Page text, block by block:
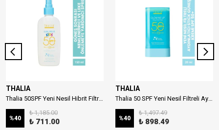
THALIA
Thalia 50SPF Yeni Nesil Hibrit Filtreli Çocuk Güneş Sütü 150ml
%40
₺ 1,185.00
₺ 711.00
THALIA
%40
₺ 1,497.49
₺ 898.49